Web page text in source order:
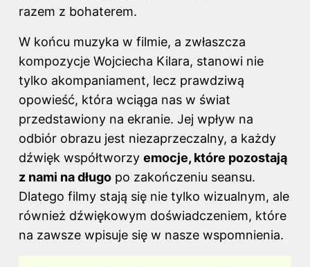
razem z bohaterem.
W końcu muzyka w filmie, a zwłaszcza
kompozycje Wojciecha Kilara, stanowi nie
tylko akompaniament, lecz prawdziwą
opowieść, która wciąga nas w świat
przedstawiony na ekranie. Jej wpływ na
odbiór obrazu jest niezaprzeczalny, a każdy
dźwięk współtworzy emocje, które pozostają
z nami na długo po zakończeniu seansu.
Dlatego filmy stają się nie tylko wizualnym, ale
również dźwiękowym doświadczeniem, które
na zawsze wpisuje się w nasze wspomnienia.